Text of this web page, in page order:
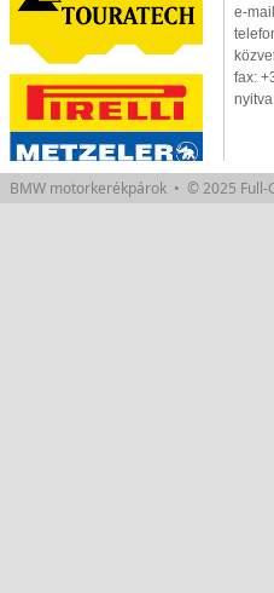
e-
fax:
BMW motorkerékpárok • © 2025 Full-